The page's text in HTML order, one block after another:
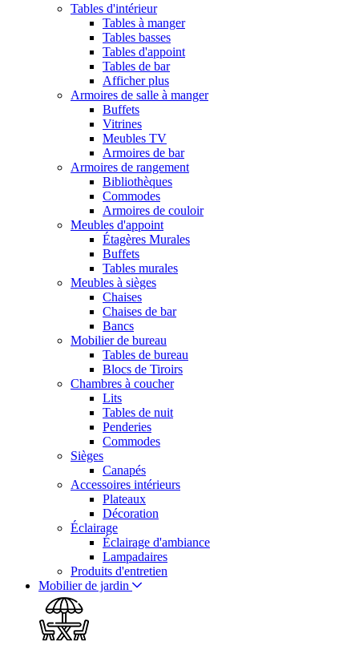
Tables d'intérieur
Tables à manger
Tables basses
Tables d'appoint
Tables de bar
Afficher plus
Armoires de salle à manger
Buffets
Vitrines
Meubles TV
Armoires de bar
Armoires de rangement
Bibliothèques
Commodes
Armoires de couloir
Meubles d'appoint
Étagères Murales
Buffets
Tables murales
Meubles à sièges
Chaises
Chaises de bar
Bancs
Mobilier de bureau
Tables de bureau
Blocs de Tiroirs
Chambres à coucher
Lits
Tables de nuit
Penderies
Commodes
Sièges
Canapés
Accessoires intérieurs
Plateaux
Décoration
Éclairage
Éclairage d'ambiance
Lampadaires
Produits d'entretien
Mobilier de jardin